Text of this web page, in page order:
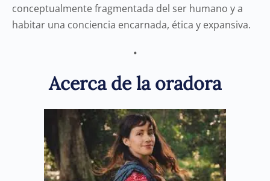
conceptualmente fragmentada del ser humano y a
habitar una conciencia encarnada, ética y expansiva.
•
Acerca de la oradora